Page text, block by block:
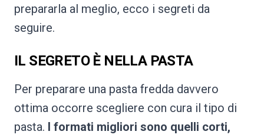
prepararla al meglio, ecco i segreti da
seguire.
IL SEGRETO È NELLA PASTA
Per preparare una pasta fredda davvero
ottima occorre scegliere con cura il tipo di
pasta. I formati migliori sono quelli corti,